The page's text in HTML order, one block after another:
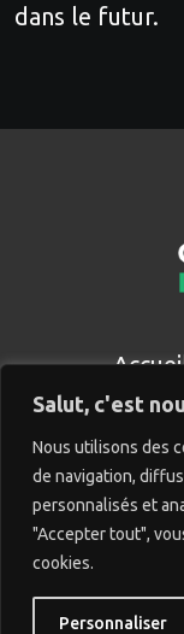
Salut, c'est
Nous utilisons des
de navigation,
personnalisés et
"Accepter tout",
cookies.
Personnaliser
dans le futur.